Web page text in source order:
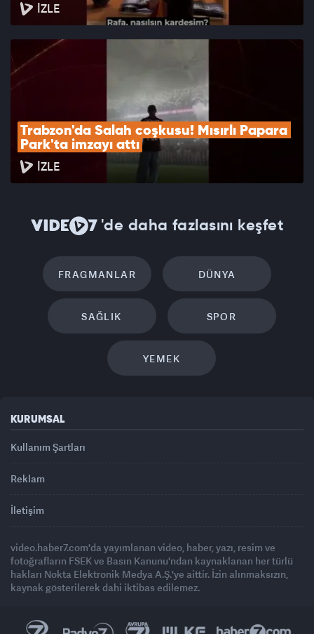
İZLE
Trabzon'da Salah coşkusu! Mısırlı Papara
Park'ta imzayı attı
İZLE
'de daha fazlasını keşfet
FRAGMANLAR DÜNYA
SAĞLIK SPOR
YEMEK
KURUMSAL
Kullanım Şartları
Reklam
İletişim
video.haber7.com'da yayımlanan video, haber, yazı, resim ve
fotoğrafların FSEK ve Basın Kanunu'ndan kaynaklanan her türlü
hakları Nokta Elektronik Medya A.Ş.'ye aittir. İzin alınmaksızın,
kaynak gösterilerek dahi iktibas edilemez.